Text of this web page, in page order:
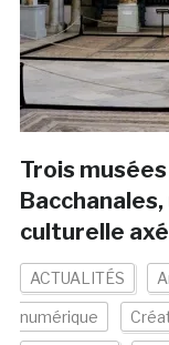
Trois
culturelle
ACTUALITÉS
numérique